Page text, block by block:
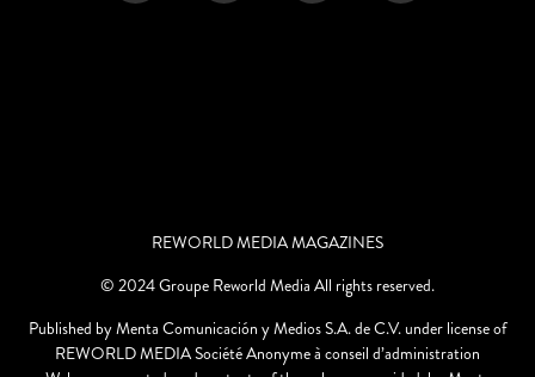
LYN SLATER: LA BLOGUERA OVER SIXTY QUE
TIENES QUE CONOCER